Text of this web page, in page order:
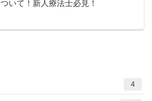
ついて！新人療法士必見！
4